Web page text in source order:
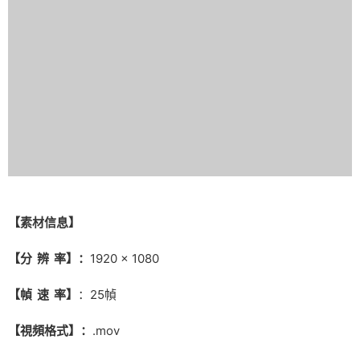
【素材信息】
【分 辨 率】： 1920 × 1080
【幀 速 率】 ：25幀
【視頻格式】： .mov